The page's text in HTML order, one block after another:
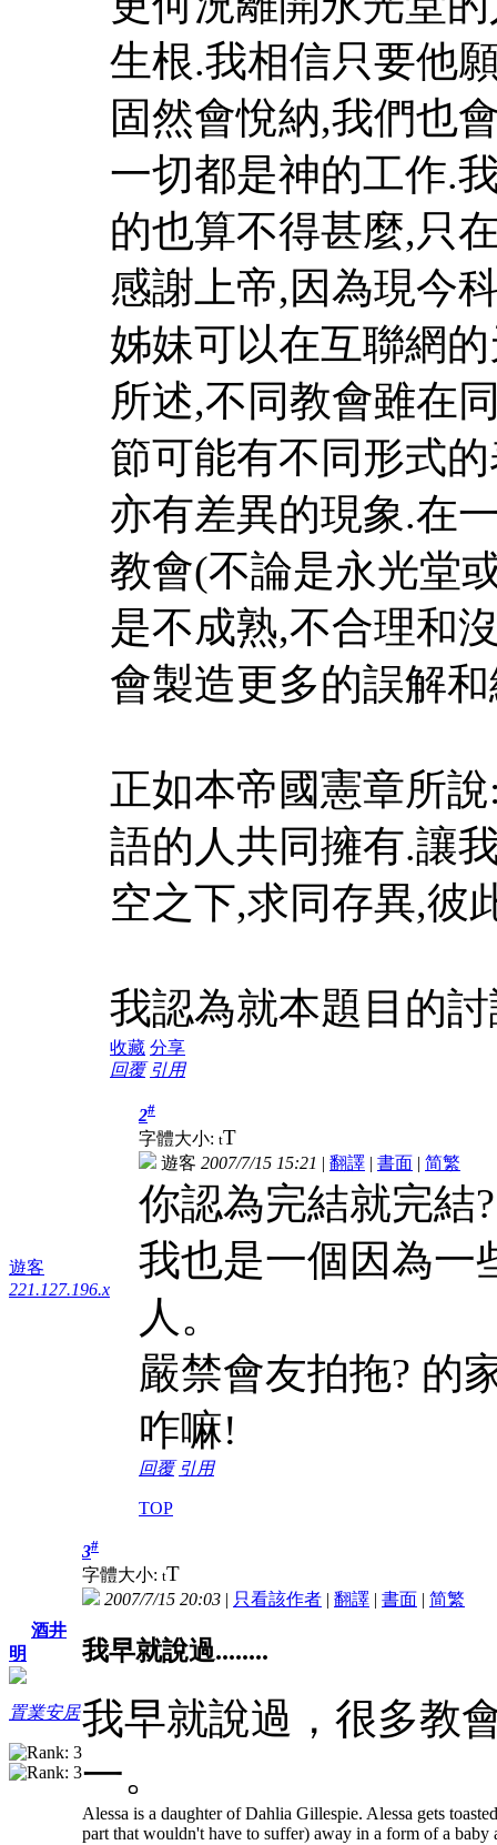
生根.我相信只要他
固然會悅納,我們也
一切都是神的工作.
的也算不得甚麼,只
感謝上帝,因為現今
姊妹可以在互聯網
所述,不同教會雖在
節可能有不同形式
亦有差異的現象.在
教會(不論是永光堂
是不成熟,不合理和
會製造更多的誤解
正如本帝國憲章所
語的人共同擁有.讓
空之下,求同存異,彼
我認為就本題目的
收藏 分享
回覆 引用
遊客
221.127.196.x
2#
字體大小: tT
遊客 2007/7/15 15:21 | 翻譯 | 書面 | 简繁
你認為完結就完結?
我也是一個因為一
人。
嚴禁會友拍拖? 的
咋嘛!
回覆 引用
TOP
酒井
明
置業安居
3#
字體大小: tT
2007/7/15 20:03 | 只看該作者 | 翻譯 | 書面 | 简繁
我早就說過........
我早就說過，很多教
一。
Alessa is a daughter of Dahlia Gillespie. Alessa gets
part that wouldn't have to suffer) away in a form of a